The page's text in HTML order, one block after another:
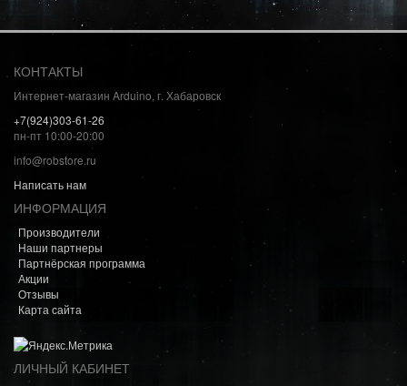
КОНТАКТЫ
Интернет-магазин Arduino, г. Хабаровск
+7(924)303-61-26
пн-пт 10:00-20:00
info@robstore.ru
Написать нам
ИНФОРМАЦИЯ
Производители
Наши партнеры
Партнёрская программа
Акции
Отзывы
Карта сайта
ЛИЧНЫЙ КАБИНЕТ